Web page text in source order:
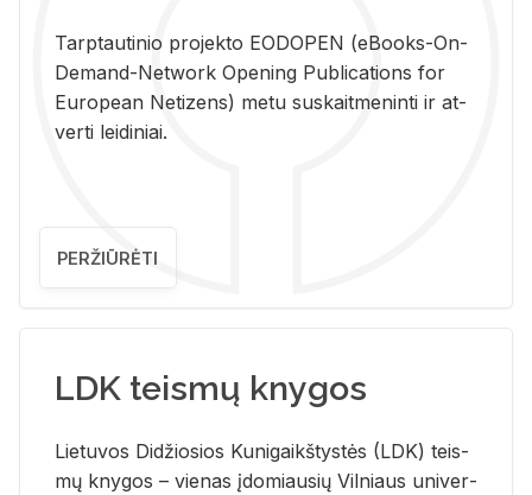
Tarp­tau­ti­nio pro­jek­to EO­DO­PEN (eBo­oks-On-
De­mand-Ne­twork Ope­ning Pub­li­ca­tions for
Eu­ro­pe­an Ne­ti­zens) metu su­skait­me­nin­ti ir at­
ver­ti lei­di­niai.
PERŽIŪRĖTI
LDK teismų knygos
Lie­tu­vos Di­džio­sios Ku­ni­gaikš­tys­tės (LDK) teis­
mų kny­gos – vie­nas įdo­miau­sių Vil­niaus uni­ver­